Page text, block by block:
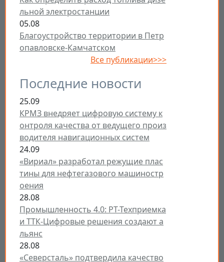
льной электростанции
05.08
Благоустройство территории в Петр
опавловске-Камчатском
Все публикации>>>
Последние новости
25.09
КРМЗ внедряет цифровую систему к
онтроля качества от ведущего произ
водителя навигационных систем
24.09
«Вириал» разработал режущие плас
тины для нефтегазового машиностр
оения
28.08
Промышленность 4.0: РТ-Техприемка
и ТТК-Цифровые решения создают а
льянс
28.08
«Северсталь» подтвердила качество